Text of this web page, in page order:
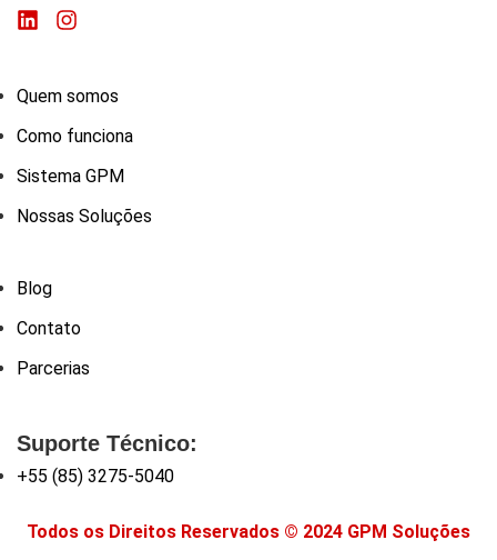
Quem somos
Como funciona
Sistema GPM
Nossas Soluções
Blog
Contato
Parcerias
Suporte Técnico:
+55 (85) 3275-5040
Todos os Direitos Reservados © 2024 GPM Soluções